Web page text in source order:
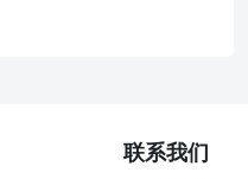
联系我们